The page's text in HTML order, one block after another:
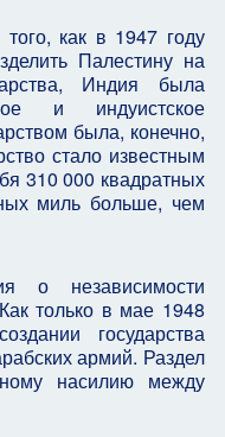
как в 1947 году
Палестину на
Индия была
и индуистское
была, конечно,
стало известным
310 000 квадратных
миль больше, чем
о независимости
только в мае 1948
государства
армий. Раздел
насилию между